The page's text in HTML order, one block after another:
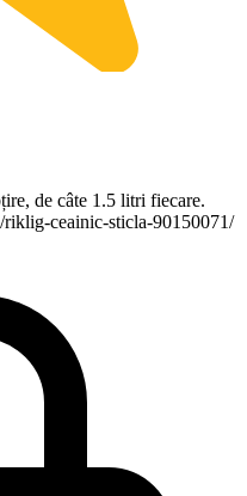
de câte 1.5 litri fiecare.
ceainic-sticla-90150071/